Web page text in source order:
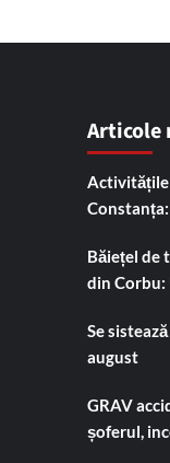
Articole
Activitățile
Băiețel de
din Corbu:
Se
august
GRAV
șoferul,